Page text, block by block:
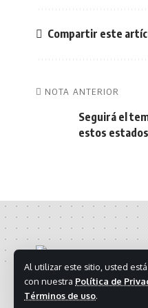
Al utilizar este sitio, usted
con nuestra Política de
Términos de uso.
Compartir este
NOTA ANTERIOR
Seguirá el
estos estados